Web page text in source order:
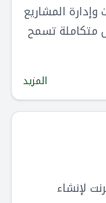
المشاريع
متكاملة تسمح
المزيد
لإنشاء